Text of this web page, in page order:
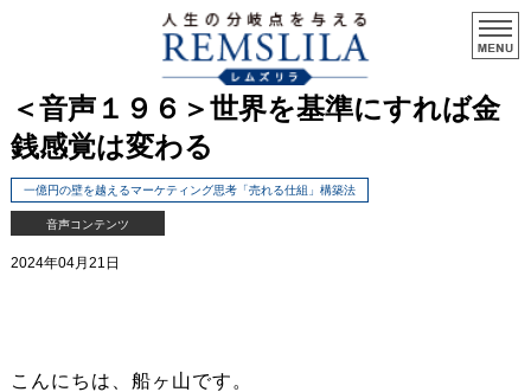
＜音声１９６＞世界を基準にすれば金
銭感覚は変わる
一億円の壁を越えるマーケティング思考「売れる仕組」構築法
音声コンテンツ
2024年04月21日
こんにちは、船ヶ山です。